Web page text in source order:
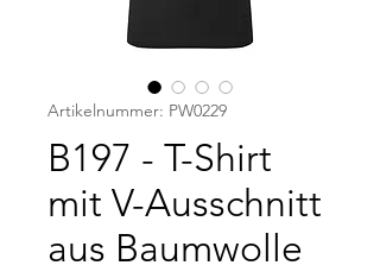
Artikelnummer: PW0229
B197 - T-Shirt
mit V-Ausschnitt
aus Baumwolle